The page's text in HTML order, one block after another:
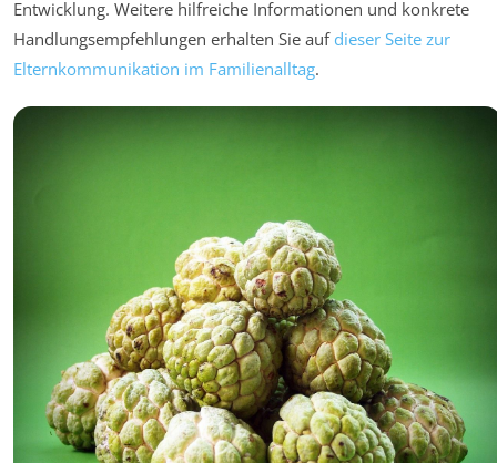
Entwicklung. Weitere hilfreiche Informationen und konkrete
Handlungsempfehlungen erhalten Sie auf dieser Seite zur
Elternkommunikation im Familienalltag.